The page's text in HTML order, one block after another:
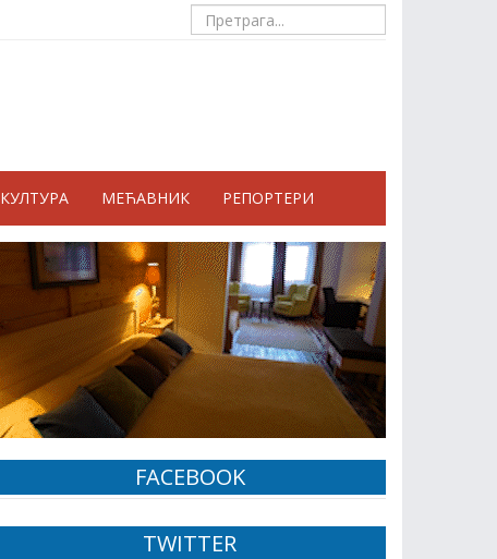
КУЛТУРА МЕЋАВНИК РЕПОРТЕРИ
FACEBOOK
TWITTER